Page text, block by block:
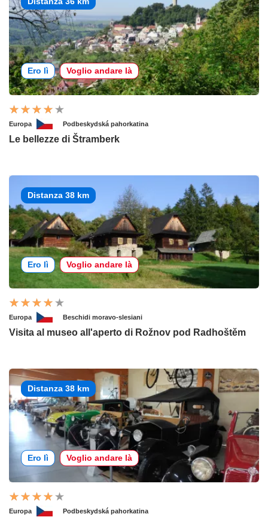
Ero lì Voglio andare là
Europa Podbeskydská pahorkatina
Le bellezze di Štramberk
Distanza 38 km
Ero lì Voglio andare là
Europa Beschidi moravo-slesiani
Visita al museo all'aperto di Rožnov pod Radhoštěm
Distanza 38 km
Ero lì Voglio andare là
Europa Podbeskydská pahorkatina